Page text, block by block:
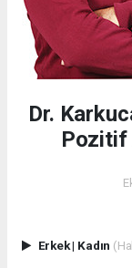
Dr.
Pozitif
Erkek| Kadın